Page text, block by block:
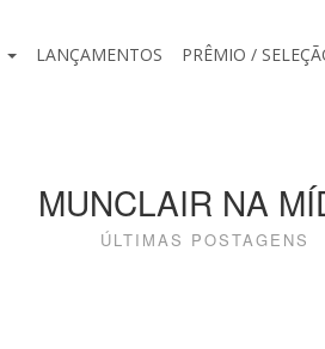
LANÇAMENTOS PRÊMIO /
MUNCLAIR NA
ÚLTIMAS POSTAGENS